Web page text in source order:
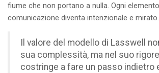
fiume che non portano a nulla. Ogni
comunicazione diventa intenzionale e mirato.
Il valore del modello di Lasswell
sua complessità, ma nel suo
costringe a fare un passo indietro